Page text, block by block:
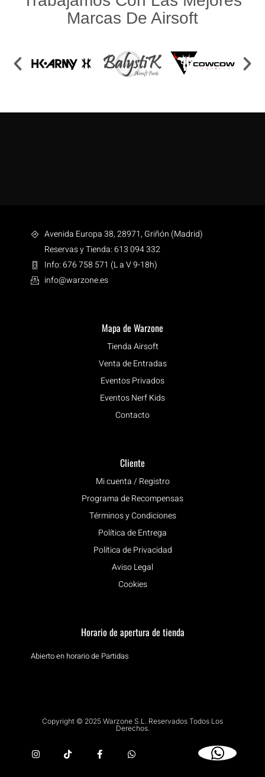
Marcas De Airsoft
Avenida Europa 38, 28971, Griñón (Madrid)
Reservas y Tienda: 613 094 332
Info: 676 758 571 (L a V 9-18h)
info@warzone.es
Mapa de Warzone
Tienda Airsoft
Venta de Entradas
Eventos Privados
Eventos Nerf Kids
Contacto
Cliente
Mi cuenta / Registro
Programa de Recompensas
Términos y Condiciones
Política de Entrega
Política de Privacidad
Aviso Legal
Cookies
Horario de apertura de tienda
Abierto en horario de Partidas
Copyright © 2025 Warzone S.L. Reservados Todos Los
Derechos.